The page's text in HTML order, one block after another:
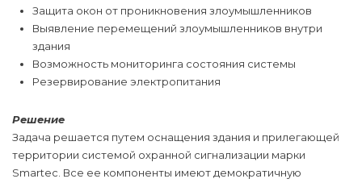
Защита окон от проникновения злоумышленников
Выявление перемещений злоумышленников внутри
здания
Возможность мониторинга состояния системы
Резервирование электропитания
Решение
Задача решается путем оснащения здания и прилегающей
территории системой охранной сигнализации марки
Smartec. Все ее компоненты имеют демократичную